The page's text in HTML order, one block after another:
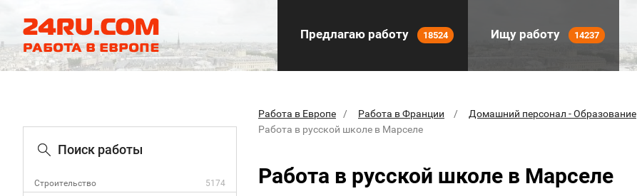
Предлагаю работу 18524 Ищу работу 14237
Поиск работы
Строительство 5174
Работа в Европе Работа в Франции Домашний персонал - Образование
Работа в русской школе в Марселе
Работа в русской школе в Марселе